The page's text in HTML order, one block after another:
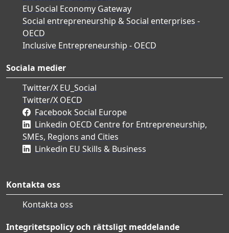
EU Social Economy Gateway
Social entrepreneurship & Social enterprises -
OECD
Inclusive Entrepreneurship - OECD
Sociala medier
Twitter/X EU_Social
Twitter/X OECD
Facebook Social Europe
Linkedin OECD Centre for Entrepreneurship,
SMEs, Regions and Cities
Linkedin EU Skills & Business
Kontakta oss
Kontakta oss
Integritetspolicy och rättsligt meddelande